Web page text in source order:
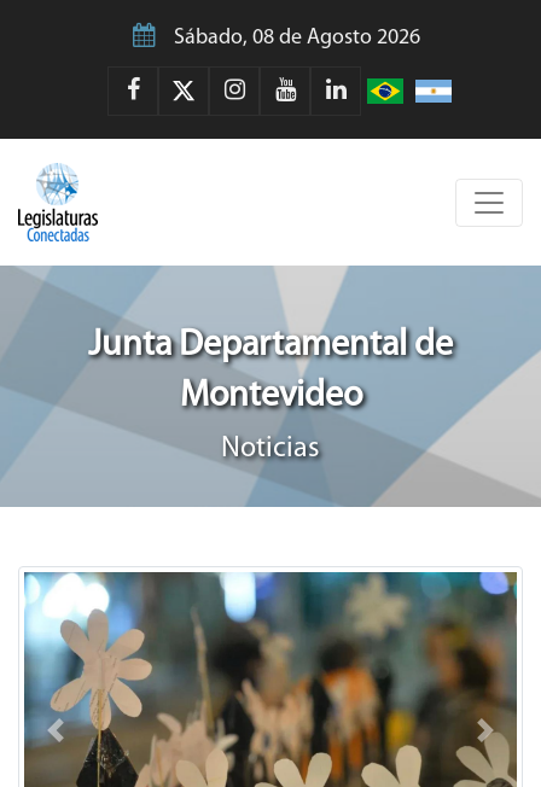
Sábado, 08 de Agosto 2026
Junta Departamental de
Montevideo
Noticias
Previous Next